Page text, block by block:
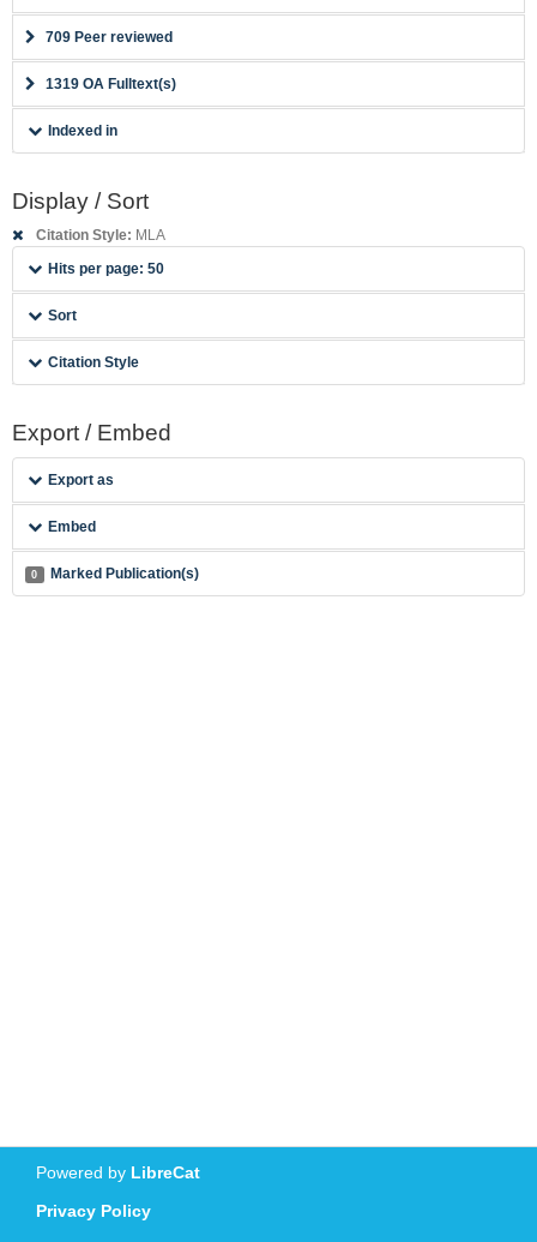
709 Peer reviewed
1319 OA Fulltext(s)
Indexed in
Display / Sort
Citation Style: MLA
Hits per page: 50
Sort
Citation Style
Export / Embed
Export as
Embed
0 Marked Publication(s)
Powered by LibreCat
Privacy Policy